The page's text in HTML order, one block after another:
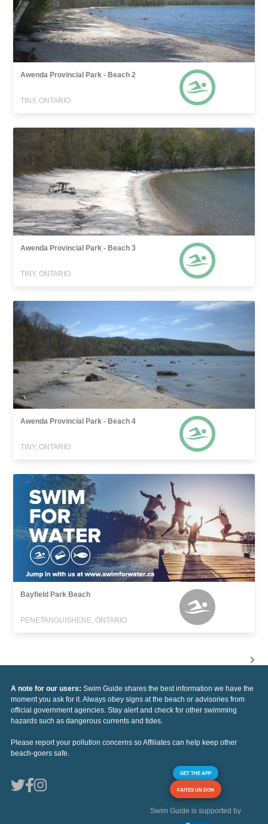
Awenda Provincial Park - Beach 2
TINY, ONTARIO
Awenda Provincial Park - Beach 3
TINY, ONTARIO
Awenda Provincial Park - Beach 4
TINY, ONTARIO
Bayfield Park Beach
PENETANGUISHENE, ONTARIO
A note for our users: Swim Guide shares the best information we have the
moment you ask for it. Always obey signs at the beach or advisories from
official government agencies. Stay alert and check for other swimming
hazards such as dangerous currents and tides.
Please report your pollution concerns so Affiliates can help keep other
beach-goers safe.
GET THE APP
FAITES UN DON
Swim Guide is supported by